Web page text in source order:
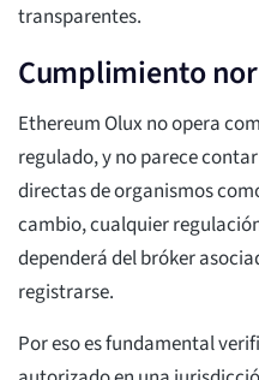
transparentes.
Cumplimiento
Ethereum Olux no opera
regulado, y no parece
directas de organismos
cambio, cualquier
dependerá del bróker
registrarse.
Por eso es fundamental